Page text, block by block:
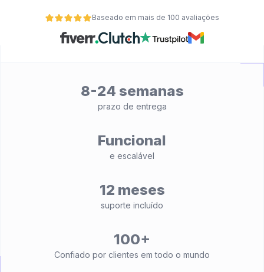
Baseado em mais de 100 avaliações
8-24 semanas
prazo de entrega
Funcional
e escalável
12 meses
suporte incluído
100+
Confiado por clientes em todo o mundo